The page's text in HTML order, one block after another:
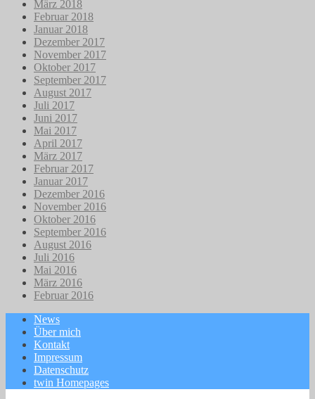
März 2018
Februar 2018
Januar 2018
Dezember 2017
November 2017
Oktober 2017
September 2017
August 2017
Juli 2017
Juni 2017
Mai 2017
April 2017
März 2017
Februar 2017
Januar 2017
Dezember 2016
November 2016
Oktober 2016
September 2016
August 2016
Juli 2016
Mai 2016
März 2016
Februar 2016
News
Über mich
Kontakt
Impressum
Datenschutz
twin Homepages